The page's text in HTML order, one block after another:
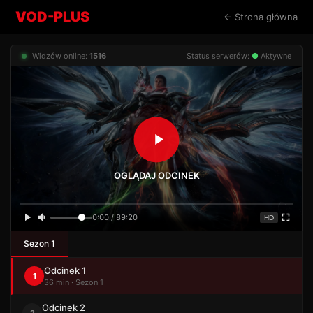
VOD-PLUS ← Strona główna
Widzów online: 1516 Status serwerów: ● Aktywne
OGLĄDAJ ODCINEK
0:00 / 89:20 HD
Sezon 1
1 Odcinek 1
36 min · Sezon 1
Odcinek 2